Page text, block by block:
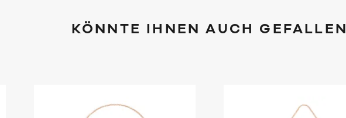
KÖNNTE IHNEN AUCH GEFALLEN